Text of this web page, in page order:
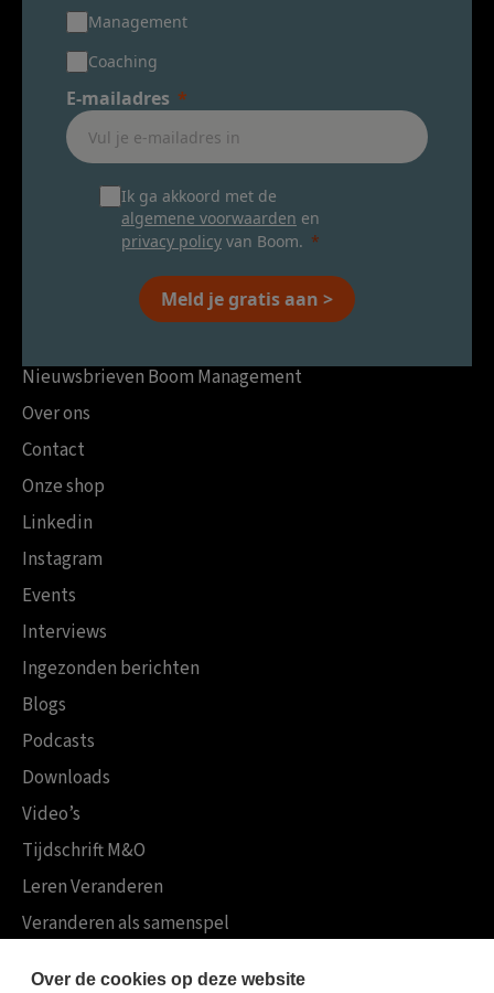
Management
Coaching
E-mailadres
Ik ga akkoord met de
algemene voorwaarden en
privacy policy van Boom.
Meld je gratis aan >
Nieuwsbrieven Boom Management
Over ons
Contact
Onze shop
Linkedin
Instagram
Events
Interviews
Ingezonden berichten
Blogs
Podcasts
Downloads
Video’s
Tijdschrift M&O
Leren Veranderen
Veranderen als samenspel
Over de cookies op deze website